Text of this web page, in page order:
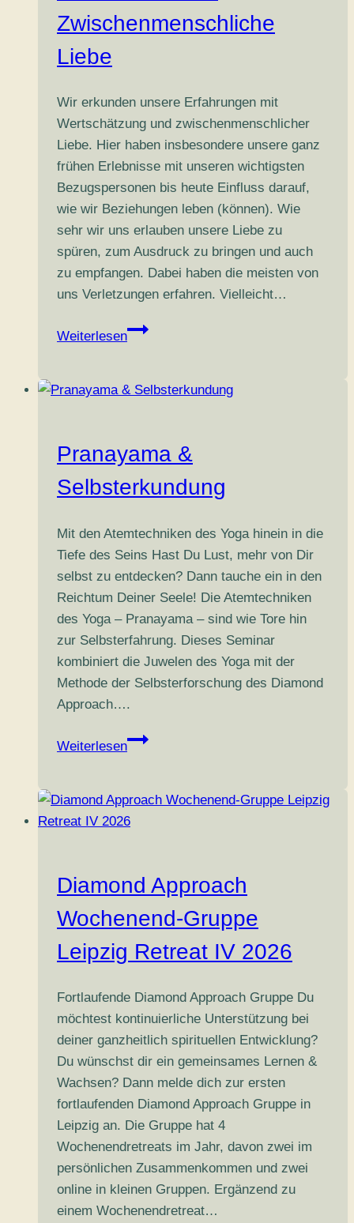
Zwischenmenschliche
Liebe
Wir erkunden unsere Erfahrungen mit
Wertschätzung und zwischenmenschlicher
Liebe. Hier haben insbesondere unsere ganz
frühen Erlebnisse mit unseren wichtigsten
Bezugspersonen bis heute Einfluss darauf,
wie wir Beziehungen leben (können). Wie
sehr wir uns erlauben unsere Liebe zu
spüren, zum Ausdruck zu bringen und auch
zu empfangen. Dabei haben die meisten von
uns Verletzungen erfahren. Vielleicht…
Weiterlesen
Praxistag
Zwischenmenschliche
Pranayama &
Selbsterkundung
Mit den Atemtechniken des Yoga hinein in die
Tiefe des Seins Hast Du Lust, mehr von Dir
selbst zu entdecken? Dann tauche ein in den
Reichtum Deiner Seele! Die Atemtechniken
des Yoga – Pranayama – sind wie Tore hin
zur Selbsterfahrung. Dieses Seminar
kombiniert die Juwelen des Yoga mit der
Methode der Selbsterforschung des Diamond
Approach….
Weiterlesen
Pranayama
Diamond Approach
Wochenend-Gruppe
Leipzig Retreat IV 2026
Fortlaufende Diamond Approach Gruppe Du
möchtest kontinuierliche Unterstützung bei
deiner ganzheitlich spirituellen Entwicklung?
Du wünschst dir ein gemeinsames Lernen &
Wachsen? Dann melde dich zur ersten
fortlaufenden Diamond Approach Gruppe in
Leipzig an. Die Gruppe hat 4
Wochenendretreats im Jahr, davon zwei im
persönlichen Zusammenkommen und zwei
online in kleinen Gruppen. Ergänzend zu
einem Wochenendretreat…